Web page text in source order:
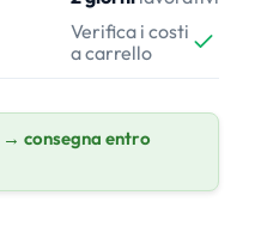
Verifica i costi
a carrello
→ consegna entro